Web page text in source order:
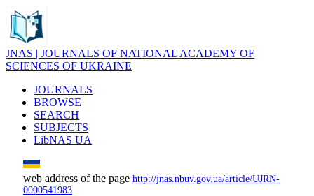
JNAS | JOURNALS OF NATIONAL ACADEMY OF
SCIENCES OF UKRAINE
JOURNALS
BROWSE
SEARCH
SUBJECTS
LibNAS UA
web address of the page http://jnas.nbuv.gov.ua/article/UJRN-
0000541983